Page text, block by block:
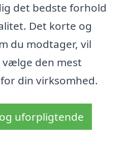
det bedste forhold
Det korte og
du modtager, vil
den mest
din virksomhed.
uforpligtende